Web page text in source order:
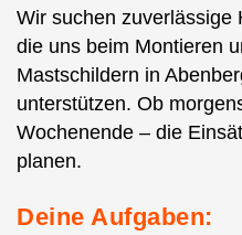
Wir suchen zuverlässige
die uns beim Montieren
Mastschildern in
unterstützen. Ob
Wochenende – die
planen.
Deine Aufgaben: